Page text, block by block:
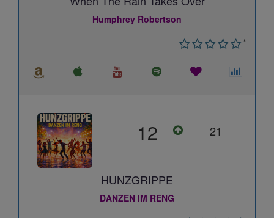
Humphrey Robertson
*
12 21
HUNZGRIPPE
DANZEN IM RENG